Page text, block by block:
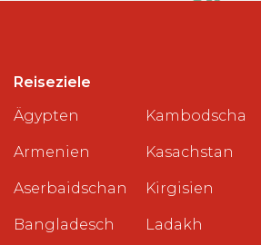
Reiseziele
Ägypten
Armenien
Aserbaidschan
Bangladesch
Kambodscha
Kasachstan
Kirgisien
Ladakh